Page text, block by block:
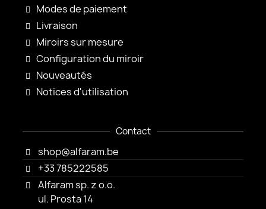
Modes de paiement
Livraison
Miroirs sur mesure
Configuration du miroir
Nouveautés
Notices d'utilisation
Contact
shop@alfaram.be
+33 785222585
Alfaram sp. z o.o.
ul. Prosta 14